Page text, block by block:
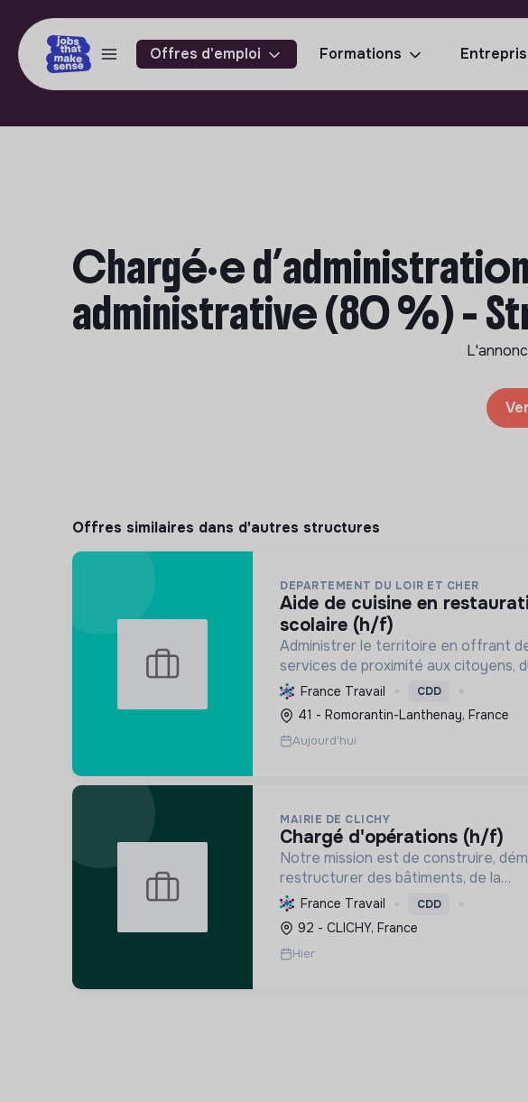
Offres d'emploi Formations
Chargé·e
administrative (80 %) -
Offres similaires dans d'autres structures
DEPARTEMENT DU LOIR ET CHER
aide de cuisine en restauration
scolaire (h/f)
Administrer le territoire en offrant
services de proximité aux citoyens,
social à l'éducation, en passant par les
infrastructures, la culture et
l'environnement.
France Travail CDD
41 - Romorantin-Lanthenay, France
Aujourd'hui
MAIRIE DE CLICHY
chargé d'opérations (h/f)
Notre mission est de construire,
restructurer des bâtiments, de la
conception à la livraison, en
coûts, délais et besoins. Nous
développement durable et le bien-...
France Travail CDD
92 - CLICHY, France
Hier